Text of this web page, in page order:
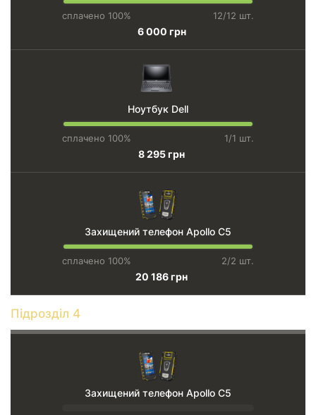
сплачено 100% 12/12 шт.
6 000 грн
Ноутбук Dell
сплачено 100% 1/1 шт.
8 295 грн
Захищений телефон Apollo C5
сплачено 100% 2/2 шт.
20 186 грн
Підрозділ 4
Захищений телефон Apollo C5